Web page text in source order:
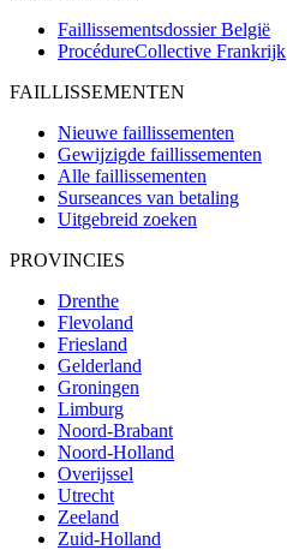
Faillissementsdossier België
ProcédureCollective Frankrijk
FAILLISSEMENTEN
Nieuwe faillissementen
Gewijzigde faillissementen
Alle faillissementen
Surseances van betaling
Uitgebreid zoeken
PROVINCIES
Drenthe
Flevoland
Friesland
Gelderland
Groningen
Limburg
Noord-Brabant
Noord-Holland
Overijssel
Utrecht
Zeeland
Zuid-Holland